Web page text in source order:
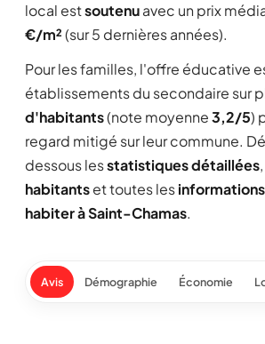
local estsoutenuavec un prix
€/m²(sur 5 dernières années).
Pour les familles, l'offre éducative
établissements du secondaire sur
d'habitants(note moyenne3,2/5)
regard mitigé sur leur commune.
dessous lesstatistiques détaillées
habitantset toutes les
habiter à Saint-Chamas.
Avis Démographie Économie